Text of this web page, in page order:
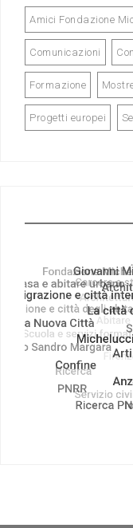
Amici Fondazione
Comunicazioni
Formazione
Progetti europei